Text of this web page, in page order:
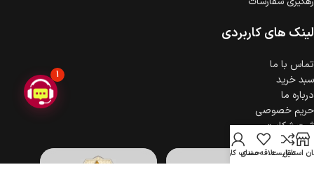
لینک های کاربردی
تماس با ما
سبد خرید
درباره ما
حریم خصوصی
ثبت شکایت
استایلمقایسهعلاقه مندی
حساب کاربری
1